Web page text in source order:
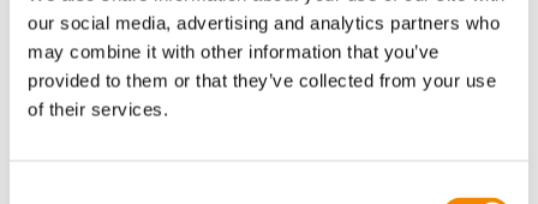
our social media, advertising and analytics partners who
may combine it with other information that you’ve
provided to them or that they’ve collected from your use
of their services.
COMPEO -Compoundierers, der das
Anwendungsspektrum der Ko-Kneter-Technologie
für die Kunststoffindustrie erheblich erweitert.
Das Motto „Erstaunlich anders“ unterstreicht
dabei treffend seine Leistungsfähigkeit, die sich